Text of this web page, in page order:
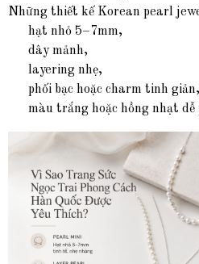
Những thiết kế Korean pearl
hạt nhỏ 5–7mm,
dây mảnh,
layering nhẹ,
phối bạc hoặc charm tinh giản,
màu trắng hoặc hồng nhạt